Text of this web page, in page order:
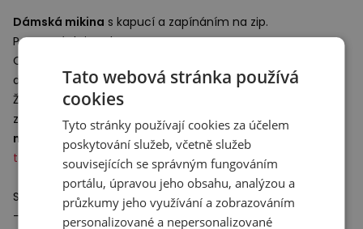
Dámská mikina s kapucí a zapínáním na zip.
Po stranách jsou kapsy.
Oblečení je ušito z měkkého materiálu příjemného na
dotek.
Žebrované manžety rukávů zajišťují dokonalé přilnutí a
zabraňují vyhrnování pod svrchním oblečením.Dámská
mikina
je skvělou volbou na každý den, která skvěle doplní
tepláky
atenisky.
Specifikace:
- Materiál: 100% polyester
Tato webová stránka používá
cookies
Tyto stránky používají cookies za účelem
poskytování služeb, včetně služeb
souvisejících se správným fungováním
portálu, úpravou jeho obsahu, analýzou a
průzkumy jeho využívání a zobrazováním
personalizované a nepersonalizované